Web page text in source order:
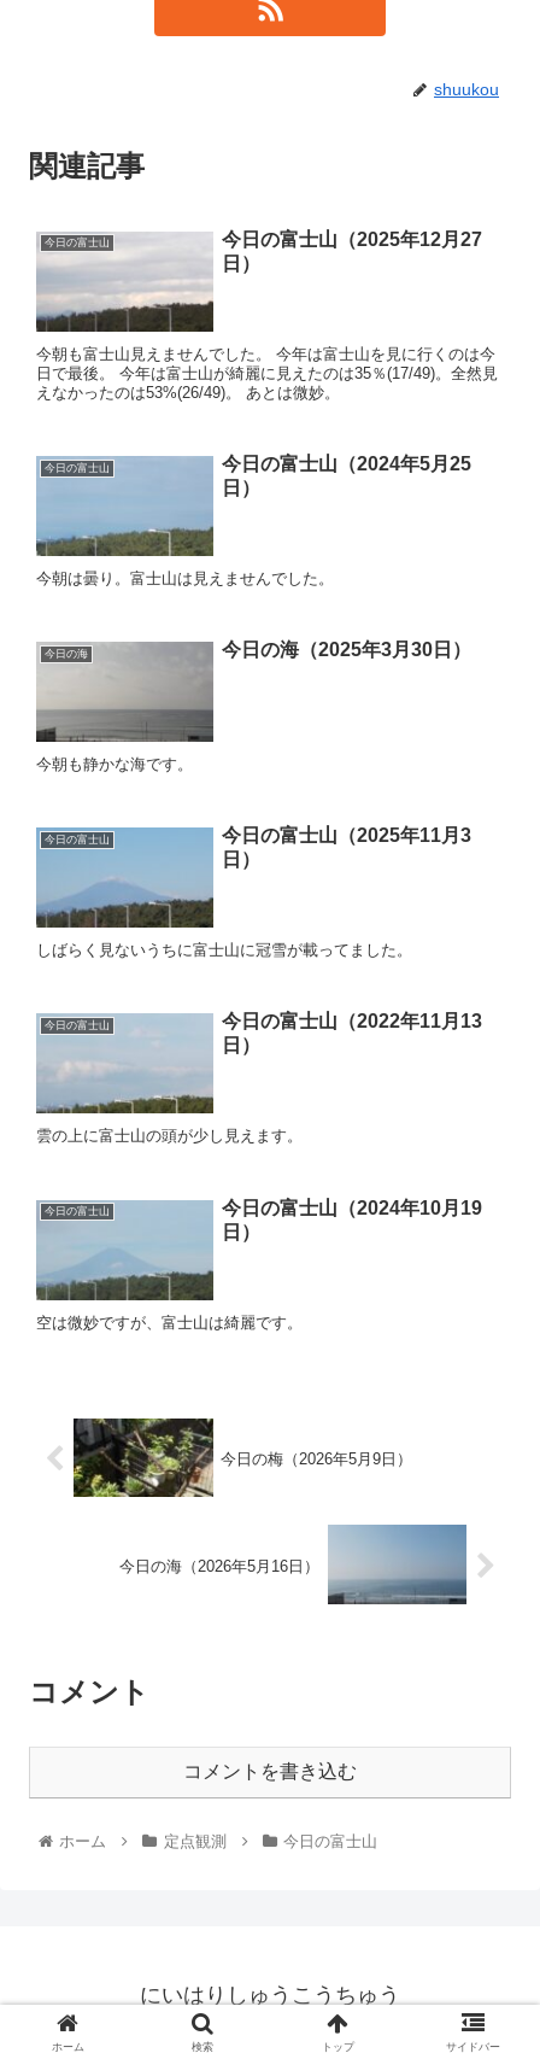
shuukou
関連記事
今日の富士山
今日の富士山（2025年12月27
日）
今朝も富士山見えませんでした。 今年は富士山を見に行くのは今
日で最後。 今年は富士山が綺麗に見えたのは35％(17/49)。全然見
えなかったのは53%(26/49)。 あとは微妙。
今日の富士山
今日の富士山（2024年5月25
日）
今朝は曇り。富士山は見えませんでした。
今日の海 今日の海（2025年3月30日）
今朝も静かな海です。
今日の富士山
今日の富士山（2025年11月3
日）
しばらく見ないうちに富士山に冠雪が載ってました。
今日の富士山
今日の富士山（2022年11月13
日）
雲の上に富士山の頭が少し見えます。
今日の富士山
今日の富士山（2024年10月19
日）
空は微妙ですが、富士山は綺麗です。
今日の梅（2026年5月9日）
今日の海（2026年5月16日）
コメント
コメントを書き込む
ホーム 定点観測 今日の富士山
にいはりしゅうこうちゅう
© 2021 にいはりしゅうこうちゅう.
ホーム 検索 トップ サイドバー